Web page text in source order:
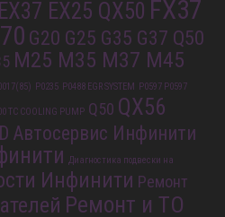
EX25 QX50 FX37
G20 G25 G35 G37 Q50
M25 M35 M37 M45
P0235 P0488 EGR SYSTEM P0597 P0597
TC COOLING PUMP Q50 QX56
Автосервис Инфинити
Диагностика подвески на
Инфинити Ремонт
Ремонт и ТО